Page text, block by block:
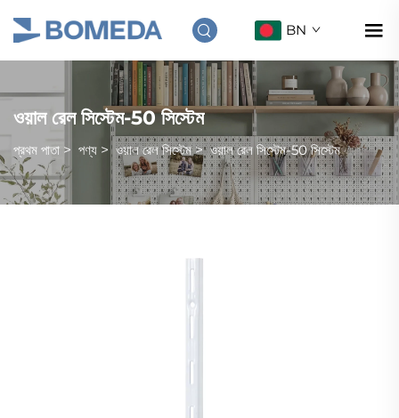
BN
ওয়াল রেল সিস্টেম-50 সিস্টেম
প্রথম পাতা > পণ্য > ওয়াল রেল সিস্টেম>ওয়াল রেল সিস্টেম-50 সিস্টেম